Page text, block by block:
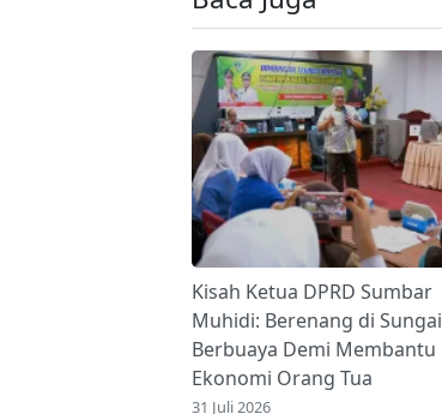
Kisah Ketua DPRD Sumbar
Muhidi: Berenang di Sungai
Berbuaya Demi Membantu
Ekonomi Orang Tua
31 Juli 2026